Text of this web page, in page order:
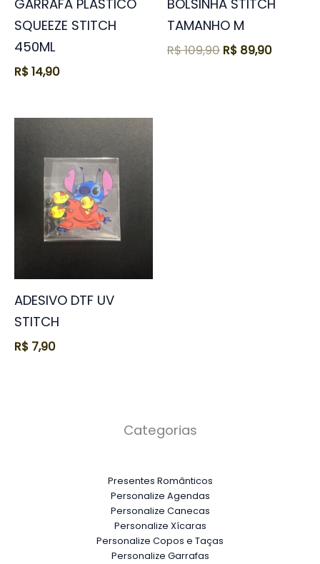
GARRAFA PLÁSTICO
SQUEEZE STITCH
450ML
R$14,90
BOLSINHA STITCH
TAMANHO M
R$109,90 R$ 89,90
ADESIVO DTF UV
STITCH
R$ 7,90
Categorias
Presentes Românticos
Personalize Agendas
Personalize Canecas
Personalize Xícaras
Personalize Copos e Taças
Personalize Garrafas